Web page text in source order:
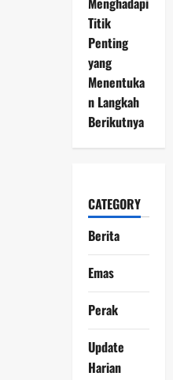
Titik
Penting
yang
Menentuka
n Langkah
Berikutnya
CATEGORY
Berita
Emas
Perak
Update
Harian